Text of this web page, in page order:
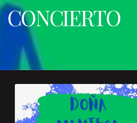
CONCIERTO